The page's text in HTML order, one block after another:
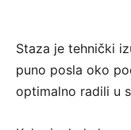
Staza je tehnički
puno posla oko
optimalno radili u